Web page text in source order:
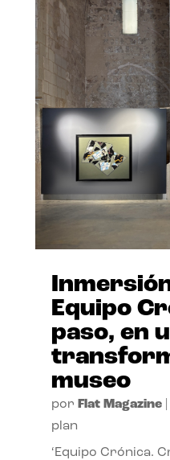
Equipo
paso, en
museo
por Flat Magazine|
plan
‘Equipo Crónica.